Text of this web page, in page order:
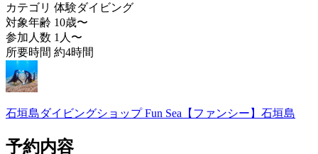
カテゴリ 体験ダイビング
対象年齢 10歳〜
参加人数 1人〜
所要時間 約4時間
石垣島ダイビングショップ Fun Sea【ファンシー】石垣島
予約内容